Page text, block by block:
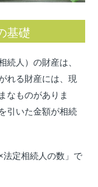
基礎
続人）の財産は、
れる財産には、現
なものがありま
引いた金額が相続
法定相続人の数」で